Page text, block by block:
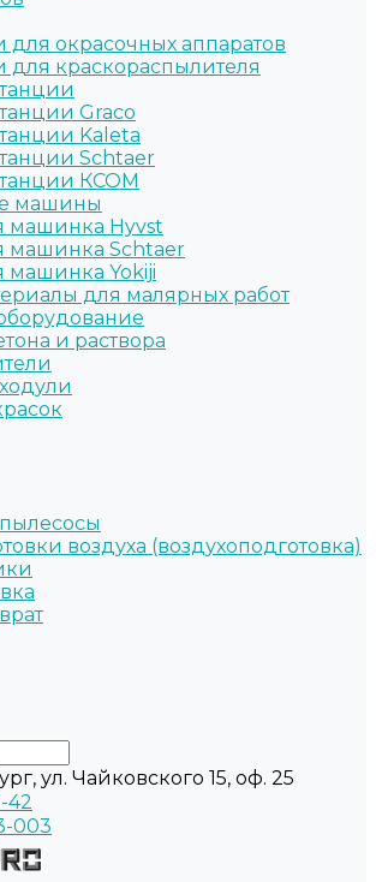
для окрасочных аппаратов
для краскораспылителя
Graco
Kaleta
Schtaer
КСОМ
машины
машинка Hyvst
машинка Schtaer
Yokiji
для малярных работ
и раствора
воздуха (воздухоподготовка)
ул. Чайковского 15, оф. 25
42
003